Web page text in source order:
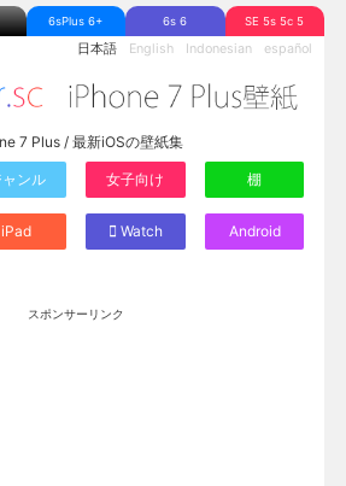
6sPlus 6+ 6s 6 SE 5s 5c 5
日本語 English Indonesian español
7 Plus / 最新iOSの壁紙集
ャンル 女子向け 棚
iPad Watch Android
スポンサーリンク